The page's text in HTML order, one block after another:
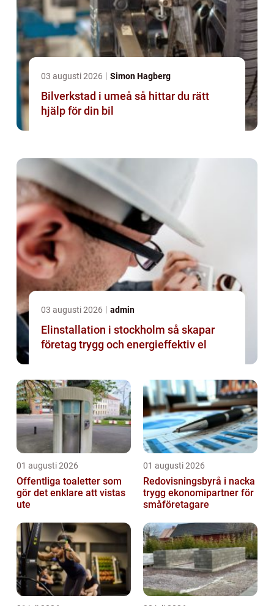
03 augusti 2026 Simon Hagberg
Bilverkstad i umeå så hittar du rätt
hjälp för din bil
03 augusti 2026 admin
Elinstallation i stockholm så skapar
företag trygg och energieffektiv el
01 augusti 2026
Offentliga toaletter som
gör det enklare att vistas
ute
01 augusti 2026
Redovisningsbyrå i nacka
trygg ekonomipartner för
småföretagare